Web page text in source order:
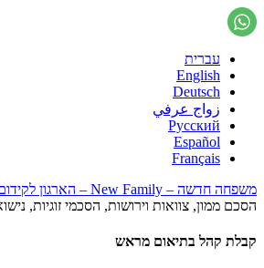
עברית
English
Deutsch
زواج عرفي
Русский
Español
Français
משפחה חדשה – New Family – הארגון לקידום זכויות המשפחה
הסכם ממון, צוואות וירושות, הסכמי זוגיות,
קבלת קהל בתיאום מראש